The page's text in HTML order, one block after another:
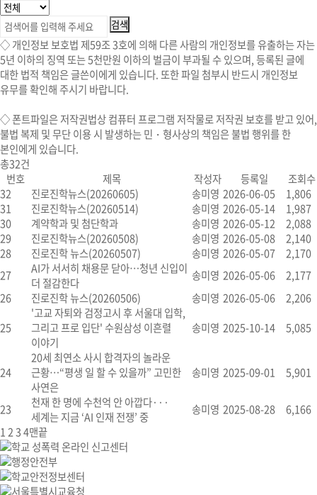
◇ 개인정보 보호법 제59조 3호에 의해 다른 사람의 개인정보를 유출하는 자는
5년 이하의 징역 또는 5천만원 이하의 벌금이 부과될 수 있으며, 등록된 글에
대한 법적 책임은 글쓴이에게 있습니다. 또한 파일 첨부시 반드시 개인정보
유무를 확인해 주시기 바랍니다.
◇폰트파일은 저작권법상 컴퓨터 프로그램 저작물로 저작권 보호를 받고 있어,
불법 복제 및 무단 이용 시 발생하는 민・형사상의 책임은 불법 행위를 한
본인에게 있습니다.
총32건
번호
제목 작성자 등록일
조회수
32
진로진학뉴스(20260605) 송미영 2026-06-05
1,806
31
진로진학뉴스(20260514) 송미영 2026-05-14
1,987
30
계약학과 및 첨단학과 송미영 2026-05-12
2,088
29
진로진학뉴스(20260508) 송미영 2026-05-08
2,140
28
진로진학 뉴스(20260507) 송미영 2026-05-07
2,170
27
AI가 서서히 채용문 닫아…청년 신입이
더 절감한다
송미영 2026-05-06
2,177
26
진로진학 뉴스(20260506) 송미영 2026-05-06
2,206
25
'고교 자퇴와 검정고시 후 서울대 입학,
그리고 프로 입단' 수원삼성 이흔렬
이야기
송미영 2025-10-14 5,085
24
20세 최연소 사시 합격자의 놀라운
근황…“평생 일 할 수 있을까” 고민한
사연은
송미영 2025-09-01 5,901
23
천재 한 명에 수천억 안 아깝다···
세계는 지금 ‘AI 인재 전쟁’ 중
송미영 2025-08-28
6,166
1234맨끝